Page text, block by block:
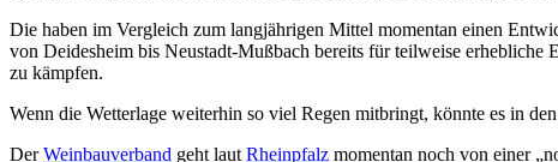
Die haben im Vergleich zum langjährigen Mittel momentan einen
von Deidesheim bis Neustadt-Mußbach bereits für teilweise erhebliche
zu kämpfen.
Wenn die Wetterlage weiterhin so viel Regen mitbringt, könnte es in
DerWeinbauverband geht laut Rheinpfalz momentan noch von einer